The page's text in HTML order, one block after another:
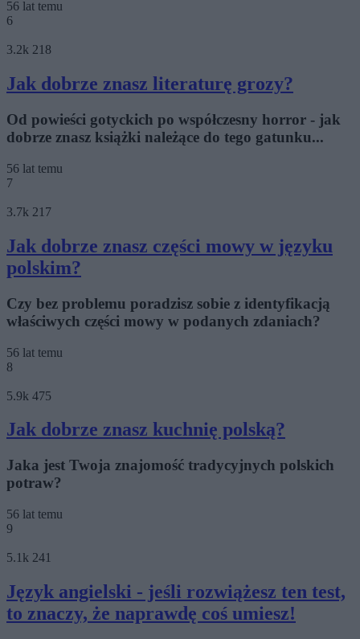
56 lat temu
6
3.2k 218
Jak dobrze znasz literaturę grozy?
Od powieści gotyckich po współczesny horror - jak
dobrze znasz książki należące do tego gatunku...
56 lat temu
7
3.7k 217
Jak dobrze znasz części mowy w języku
polskim?
Czy bez problemu poradzisz sobie z identyfikacją
właściwych części mowy w podanych zdaniach?
56 lat temu
8
5.9k 475
Jak dobrze znasz kuchnię polską?
Jaka jest Twoja znajomość tradycyjnych polskich
potraw?
56 lat temu
9
5.1k 241
Język angielski - jeśli rozwiążesz ten test,
to znaczy, że naprawdę coś umiesz!